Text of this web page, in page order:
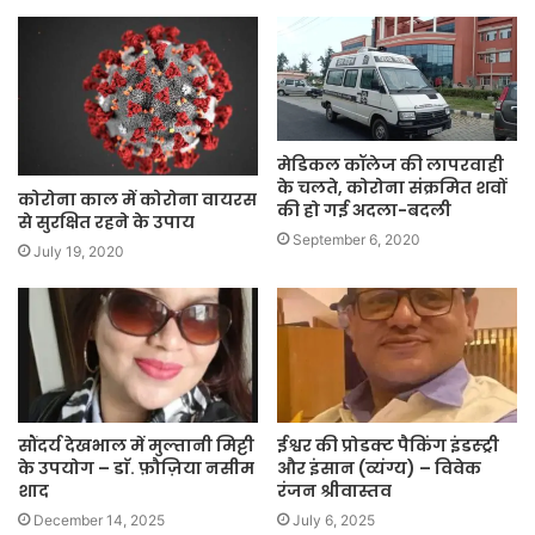
कोरोना काल में कोरोना वायरस
से सुरक्षित रहने के उपाय
July 19, 2020
मेडिकल कॉलेज की लापरवाही
के चलते, कोरोना संक्रमित शवों
की हो गई अदला-बदली
September 6, 2020
सौंदर्य देखभाल में मुल्तानी मिट्टी
के उपयोग – डाॅ. फ़ौज़िया नसीम
शाद
December 14, 2025
ईश्वर की प्रोडक्ट पैकिंग इंडस्ट्री
और इंसान (व्यंग्य) – विवेक
रंजन श्रीवास्तव
July 6, 2025